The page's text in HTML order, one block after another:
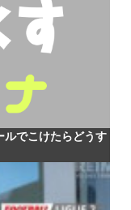
ルでこけたらどうす